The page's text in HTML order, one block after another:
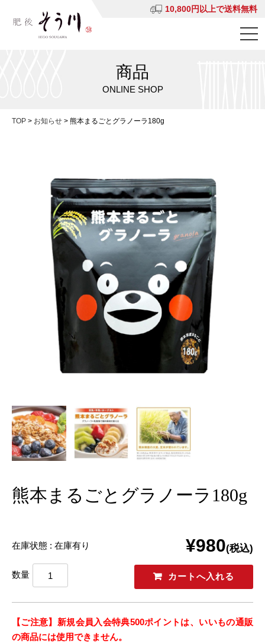
10,800円以上で送料無料
商品
ONLINE SHOP
TOP > お知らせ > 熊本まるごとグラノーラ180g
熊本まるごとグラノーラ180g
在庫状態 : 在庫有り ¥980(税込)
数量
【ご注意】新規会員入会特典500ポイントは、いいもの通販
の商品には使用できません。